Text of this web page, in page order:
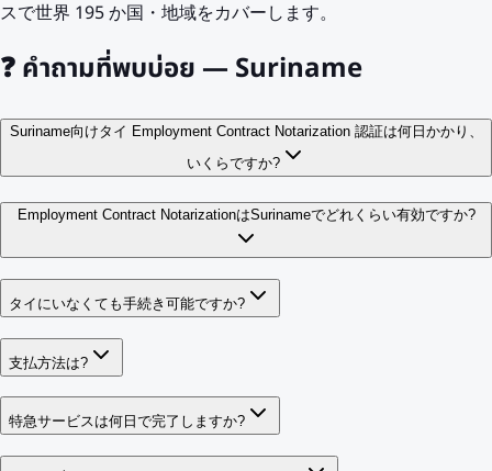
スで世界 195 か国・地域をカバーします。
❓คำถามที่พบบ่อย — Suriname
Suriname向けタイ Employment Contract Notarization 認証は何日かかり、
いくらですか?
Employment Contract NotarizationはSurinameでどれくらい有効ですか?
タイにいなくても手続き可能ですか?
支払方法は?
特急サービスは何日で完了しますか?